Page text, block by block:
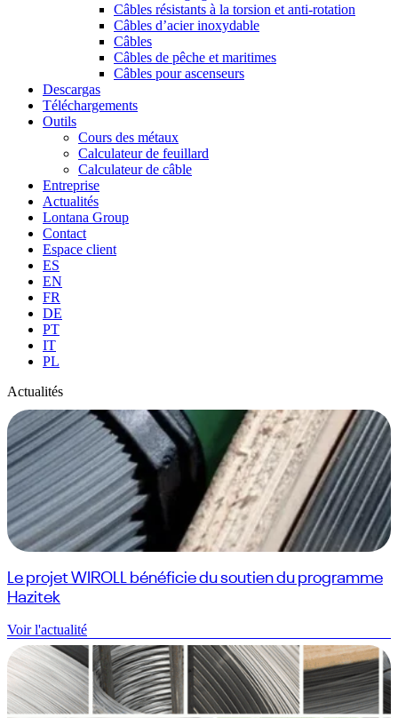
Câbles résistants à la torsion et anti-rotation
Câbles d’acier inoxydable
Câbles
Câbles de pêche et maritimes
Câbles pour ascenseurs
Descargas
Téléchargements
Outils
Cours des métaux
Calculateur de feuillard
Calculateur de câble
Entreprise
Actualités
Lontana Group
Contact
Espace client
ES
EN
FR
DE
PT
IT
PL
Actualités
Le projet WIROLL bénéficie du soutien du programme
Hazitek
Voir l'actualité